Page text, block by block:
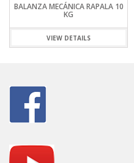
BALANZA MECÁNICA RAPALA 10
KG
VIEW DETAILS